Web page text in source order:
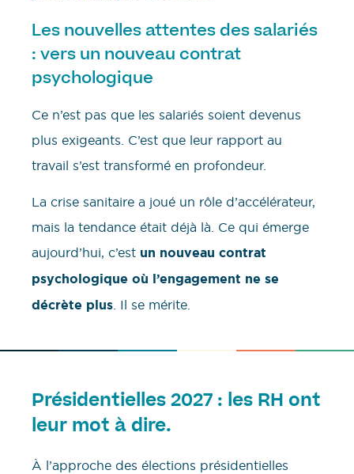
Les nouvelles attentes des salariés
: vers un nouveau contrat
psychologique
Ce n’est pas que les salariés soient devenus
plus exigeants. C’est que leur rapport au
travail s’est transformé en profondeur.
La crise sanitaire a joué un rôle d’accélérateur,
mais la tendance était déjà là. Ce qui émerge
aujourd’hui, c’est un nouveau contrat
psychologique où l’engagement ne se
décrète plus. Il se mérite.
Présidentielles 2027 : les RH ont
leur mot à dire.
À l’approche des élections présidentielles